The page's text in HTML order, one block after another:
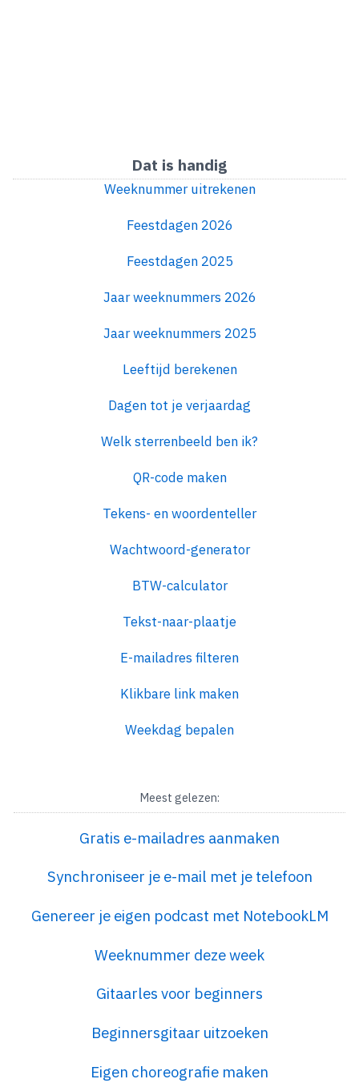
Dat is handig
Weeknummer uitrekenen
Feestdagen 2026
Feestdagen 2025
Jaar weeknummers 2026
Jaar weeknummers 2025
Leeftijd berekenen
Dagen tot je verjaardag
Welk sterrenbeeld ben ik?
QR-code maken
Tekens- en woordenteller
Wachtwoord-generator
BTW-calculator
Tekst-naar-plaatje
E-mailadres filteren
Klikbare link maken
Weekdag bepalen
Meest gelezen:
Gratis e-mailadres aanmaken
Synchroniseer je e-mail met je telefoon
Genereer je eigen podcast met NotebookLM
Weeknummer deze week
Gitaarles voor beginners
Beginnersgitaar uitzoeken
Eigen choreografie maken